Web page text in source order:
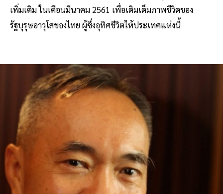
เพิ่มเติม ในเดือนมีนาคม 2561 เพื่อเติมเต็มภาพชีวิตของ
รัฐบุรุษอาวุโสของไทย ผู้ซึ่งอุทิศชีวิตให้ประเทศแห่งนี้